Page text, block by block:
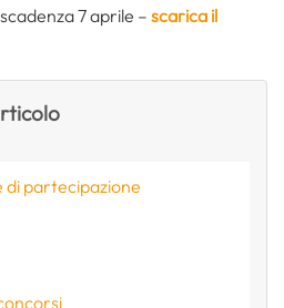
7 aprile –scarica il
di partecipazione